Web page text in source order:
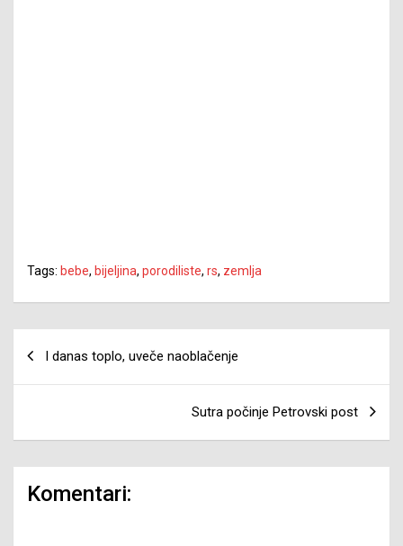
Tags: bebe, bijeljina, porodiliste, rs, zemlja
I danas toplo, uveče naoblačenje
Sutra počinje Petrovski post
Komentari: